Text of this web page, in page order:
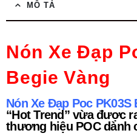
MÔ TẢ
Nón Xe Đạp
Begie Vàng
Nón Xe Đạp Poc PK03S
“Hot Trend” vừa được
thương hiệu POC dành